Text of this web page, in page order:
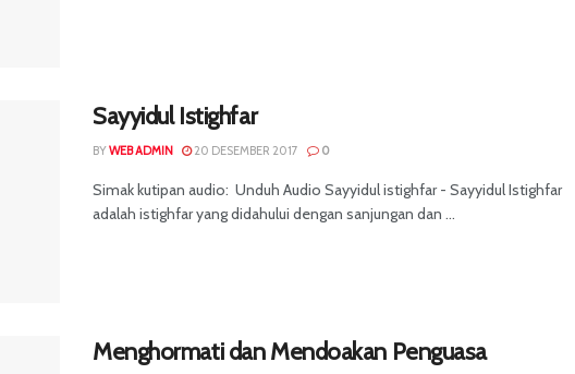
Sayyidul Istighfar
BYWEB ADMIN 20 DESEMBER 2017 0
Simak kutipan audio: Unduh Audio Sayyidul istighfar - Sayyidul Istighfar
adalah istighfar yang didahului dengan sanjungan dan ...
Menghormati dan Mendoakan Penguasa